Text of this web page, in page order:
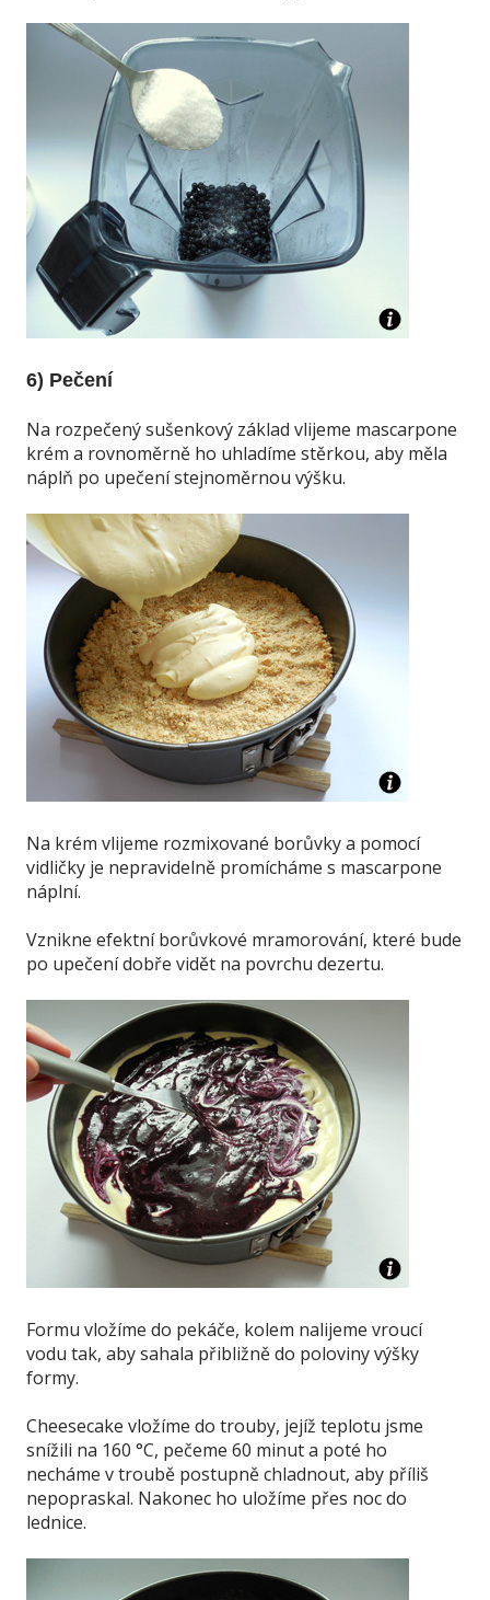
6) Pečení
Na rozpečený sušenkový základ vlijeme mascarpone
krém a rovnoměrně ho uhladíme stěrkou, aby měla
náplň po upečení stejnoměrnou výšku.
Na krém vlijeme rozmixované borůvky a pomocí
vidličky je nepravidelně promícháme s mascarpone
náplní.
Vznikne efektní borůvkové mramorování, které bude
po upečení dobře vidět na povrchu dezertu.
Formu vložíme do pekáče, kolem nalijeme vroucí
vodu tak, aby sahala přibližně do poloviny výšky
formy.
Cheesecake vložíme do trouby, jejíž teplotu jsme
snížili na 160 °C, pečeme 60 minut a poté ho
necháme v troubě postupně chladnout, aby příliš
nepopraskal. Nakonec ho uložíme přes noc do
lednice.